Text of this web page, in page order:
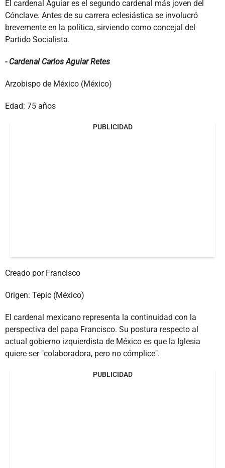
El cardenal Aguiar es el segundo cardenal más joven del
Cónclave. Antes de su carrera eclesiástica se involucró
brevemente en la política, sirviendo como concejal del
Partido Socialista.
- Cardenal Carlos Aguiar Retes
Arzobispo de México (México)
Edad: 75 años
PUBLICIDAD
Creado por Francisco
Origen: Tepic (México)
El cardenal mexicano representa la continuidad con la
perspectiva del papa Francisco. Su postura respecto al
actual gobierno izquierdista de México es que la Iglesia
quiere ser "colaboradora, pero no cómplice".
PUBLICIDAD